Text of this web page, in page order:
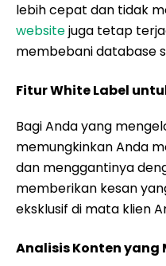
lebih cepat dan tidak
websitejuga tetap
membebani database
Fitur White Label
Bagi Anda yang
memungkinkan Anda
dan menggantinya
memberikan kesan
eksklusif di mata klien
Analisis Konten yang